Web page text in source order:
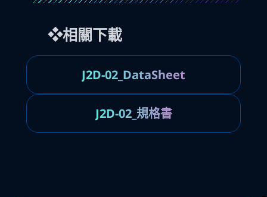
❖相關下載
J2D-02_DataSheet
J2D-02_規格書